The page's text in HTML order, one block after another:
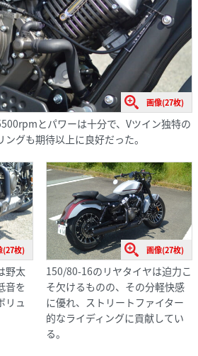
画像(27枚)
とパワーは十分で、Vツイン独特の
グも期待以上に良好だった。
(27枚)
野太
音を
リュ
画像(27枚)
150/80-16のリヤタイヤは迫力こ
そ欠けるものの、その分軽快感
に優れ、ストリートファイター
的なライディングに貢献してい
る。